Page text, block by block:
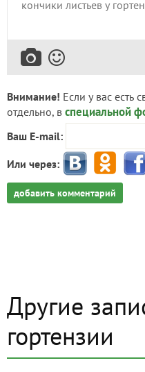
Внимание! Если у вас есть
отдельно, в специальной
Ваш E-mail:
Или через:
добавить комментарий
Другие
гортензии